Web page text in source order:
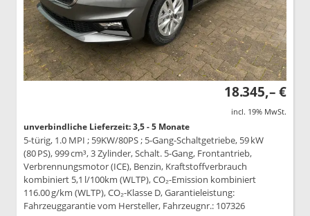
18.345,– €
incl. 19% MwSt.
unverbindliche Lieferzeit: 3,5 - 5 Monate
5-türig, 1.0 MPI ; 59KW/80PS ; 5-Gang-Schaltgetriebe, 59 kW
(80 PS), 999 cm³, 3 Zylinder, Schalt. 5-Gang, Frontantrieb,
Verbrennungsmotor (ICE), Benzin, Kraftstoffverbrauch
kombiniert 5,1 l/100km (WLTP), CO₂-Emission kombiniert
116.00 g/km (WLTP), CO₂-Klasse D, Garantieleistung:
Fahrzeuggarantie vom Hersteller, Fahrzeugnr.: 107326